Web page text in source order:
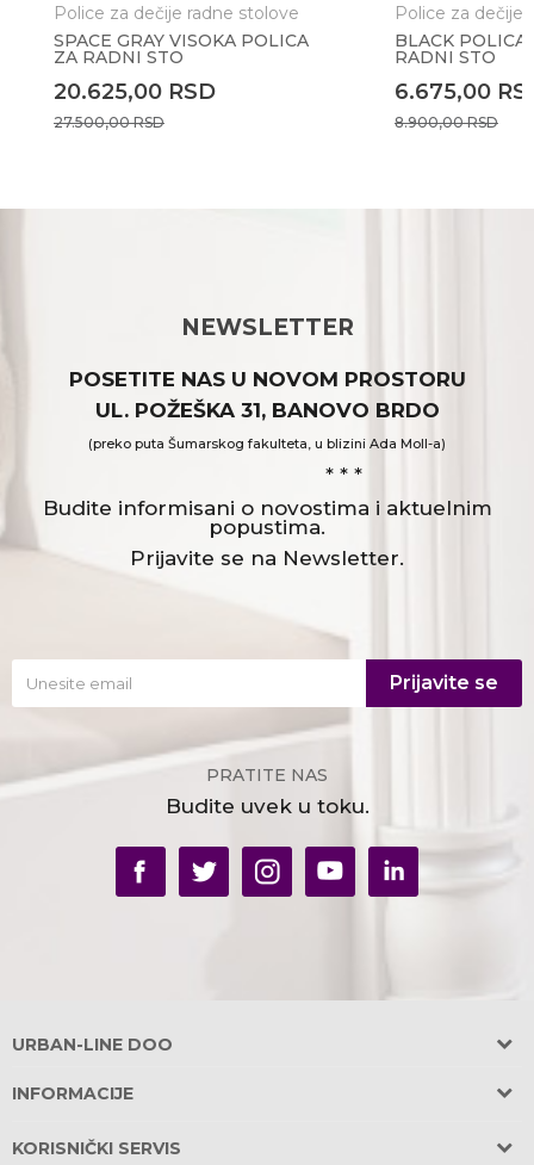
Police za dečije radne stolove
SPACE GRAY VISOKA POLICA
ZA RADNI STO
20.625,00 RSD
27.500,00RSD
Police za dečije
BLACK POLICA
RADNI STO
6.675,00
8.900,00RSD
NEWSLETTER
POSETITE NAS U NOVOM PROSTORU
UL. POŽEŠKA 31, BANOVO BRDO
(preko puta Šumarskog fakulteta, u blizini Ada Moll-a)
* * *
Budite informisani o novostima i aktuelnim
popustima.
Prijavite se na Newsletter.
Prijavite se
PRATITE NAS
Budite uvek u toku.
URBAN-LINE DOO
11030 Beograd, Srbija
INFORMACIJE
KORISNIČKI SERVIS